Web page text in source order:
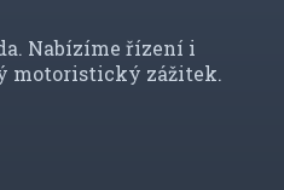
Nabízíme řízení i
motoristický zážitek.